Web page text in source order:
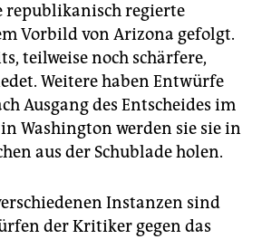
republikanisch regierte
Vorbild von Arizona gefolgt.
teilweise noch schärfere,
Weitere haben Entwürfe
Ausgang des Entscheides im
Washington werden sie sie in
aus der Schublade holen.
Instanzen sind
der Kritiker gegen das